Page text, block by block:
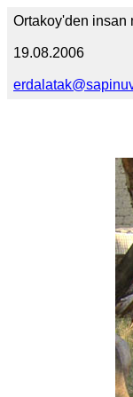
Ortakoy'den insan
19.08.2006